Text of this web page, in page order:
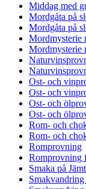
Middag med
Mordgåta på
Mordgåta på
Mordmysterie
Mordmysterie
Ost- och
Ost- och
Ost- och
Ost- och
Rom- och
Rom- och
Romprovning
Romprovning
Smaka på
Smakvandring